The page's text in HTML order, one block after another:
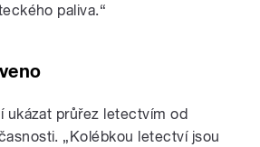
paliva.“
ukázat průřez letectvím od
„Kolébkou letectví jsou